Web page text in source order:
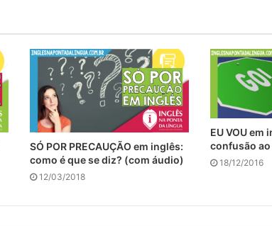
SÓ POR PRECAUÇÃO em inglês:
como é que se diz? (com áudio)
12/03/2018
EU VOU em
confusão
18/12/2016